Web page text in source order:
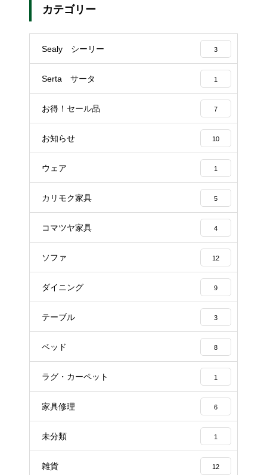
カテゴリー
Sealy シーリー 3
Serta サータ 1
お得！セール品 7
お知らせ 10
ウェア 1
カリモク家具 5
コマツヤ家具 4
ソファ 12
ダイニング 9
テーブル 3
ベッド 8
ラグ・カーペット 1
家具修理 6
未分類 1
雑貨 12